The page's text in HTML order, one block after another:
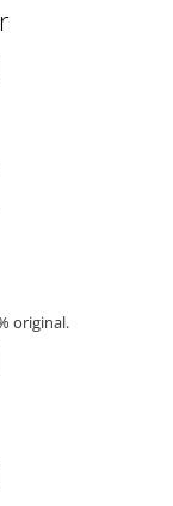
original.